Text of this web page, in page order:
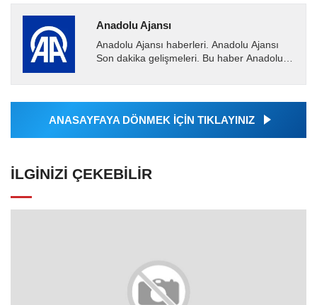
Anadolu Ajansı
Anadolu Ajansı haberleri. Anadolu Ajansı
Son dakika gelişmeleri. Bu haber Anadolu
Ajansı tarafından...
ANASAYFAYA DÖNMEK İÇİN TIKLAYINIZ
İLGINIZI ÇEKEBILIR